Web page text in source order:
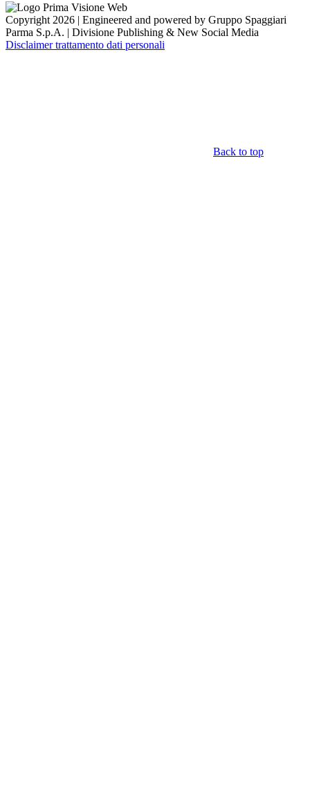
Copyright 2026 | Engineered and powered by Gruppo Spaggiari
Parma S.p.A. | Divisione Publishing & New Social Media
Disclaimer trattamento dati personali
Back to top